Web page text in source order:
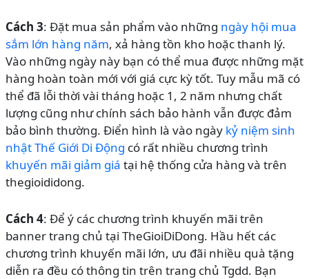
Cách 3: Đặt mua sản phẩm vào những ngày hội mua
sắm lớn hàng năm, xả hàng tồn kho hoặc thanh lý.
Vào những ngày này bạn có thể mua được những mặt
hàng hoàn toàn mới với giá cực kỳ tốt. Tuy mẫu mã có
thể đã lỗi thời vài tháng hoặc 1, 2 năm nhưng chất
lượng cũng như chính sách bảo hành vẫn được đảm
bảo bình thường. Điển hình là vào ngày kỷ niệm sinh
nhật Thế Giới Di Động có rất nhiều chương trình
khuyến mãi giảm giá tại hệ thống cửa hàng và trên
thegioididong.
Cách 4: Để ý các chương trình khuyến mãi trên
banner trang chủ tại TheGioiDiDong. Hầu hết các
chương trình khuyến mãi lớn, ưu đãi nhiều quà tặng
diễn ra đều có thông tin trên trang chủ Tgdd. Bạn